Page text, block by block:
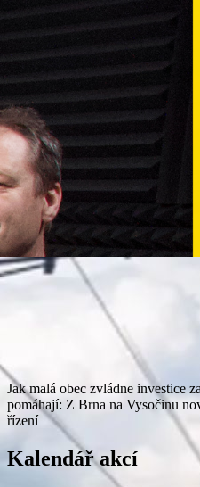
Jak malá obec zvládne investice
pomáhají: Z Brna na Vysočinu
řízení
Kalendář akcí